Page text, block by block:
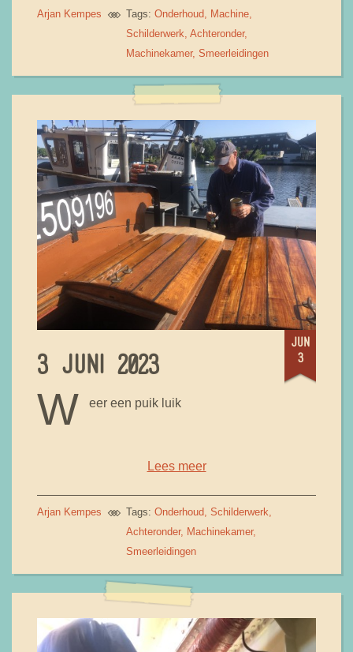
Arjan Kempes Tags: Onderhoud
Machine
Schilderwerk Achteronder
Machinekamer Smeerleidingen
jun
3
3 JUNI 2023
W eer een puik luik
Lees meer
Arjan Kempes Tags: Onderhoud Schilderwerk
Achteronder
Machinekamer
Smeerleidingen